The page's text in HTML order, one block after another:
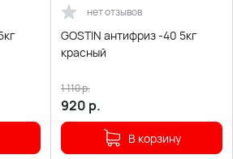
нет отзывов
GOSTIN антифриз -40 5кг
красный
920 р.
1 110р.
В корзину